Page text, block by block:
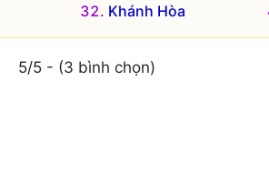
Khánh Hòa
5/5 - (3 bình chọn)